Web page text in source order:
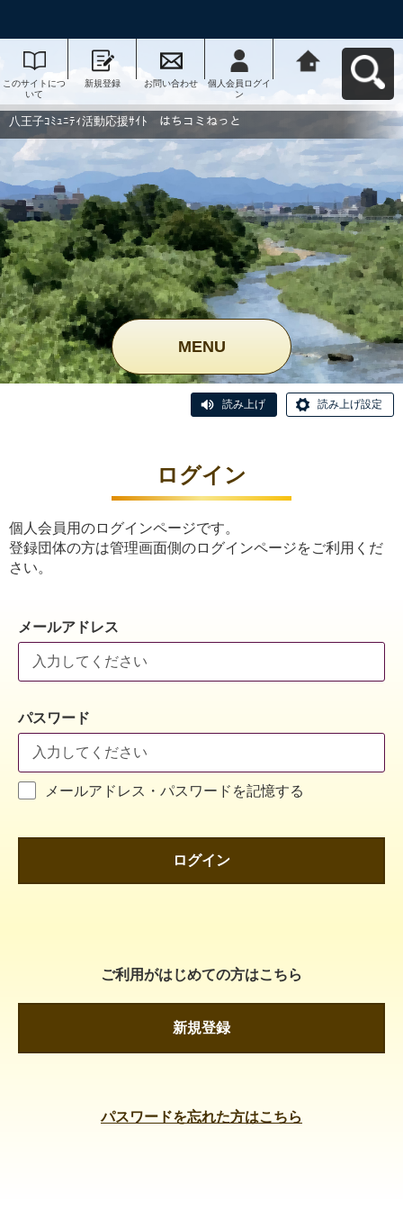
このサイトにつ
いて
新規登録 お問い合わせ
個人会員ログイ
ン
動応援ｻｲﾄ はち
コミねっとへ戻
八王子ｺﾐｭﾆﾃｨ活動応援ｻｲﾄ はちコミねっと
MENU
読み上げ 読み上げ設定
ログイン
個人会員用のログインページです。
登録団体の方は管理画面側のログインページをご利用くだ
さい。
メールアドレス
パスワード
メールアドレス・パスワードを記憶する
ログイン
ご利用がはじめての方はこちら
新規登録
パスワードを忘れた方はこちら